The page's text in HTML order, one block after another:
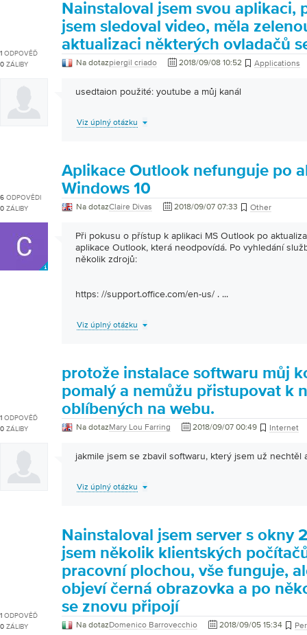
1 ODPOVĚĎ
0 ZÁLIBY
Nainstaloval jsem svou aplikaci,
jsem sledoval video, měla
aktualizaci některých ovladačů
Na dotazpiergil criado 2018/09/08 10:52 Applications
usedtaion použité: youtube a můj kanál
Viz úplný otázku
6 ODPOVĚDI
0 ZÁLIBY
Aplikace Outlook nefunguje po
Windows 10
Na dotazClaire Divas 2018/09/07 07:33 Other
Při pokusu o přístup k aplikaci MS Outlook po
aplikace Outlook, která neodpovídá. Po vyhledání
několik zdrojů:
https: //support.office.com/en-us/ . ...
Viz úplný otázku
1 ODPOVĚĎ
0 ZÁLIBY
protože instalace softwaru můj
pomalý a nemůžu přistupovat k
oblíbených na webu.
Na dotazMary Lou Farring 2018/09/07 00:49 Internet
jakmile jsem se zbavil softwaru, který jsem už nechtěl
Viz úplný otázku
1 ODPOVĚĎ
0 ZÁLIBY
Nainstaloval jsem server s okny
jsem několik klientských
pracovní plochou, vše funguje,
objeví černá obrazovka a po
se znovu připojí
Na dotazDomenico Barrovecchio 2018/09/05 15:34